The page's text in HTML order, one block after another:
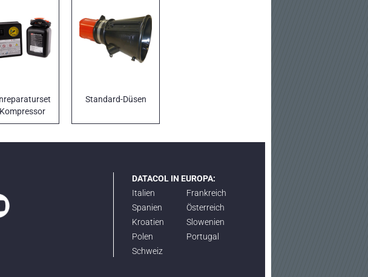
Dichtmittel
Standard-Düsen
DATACOL IN EUROPA:
Italien
Frankreich
Spanien
Österreich
Kroatien
Slowenien
Polen
Portugal
Schweiz